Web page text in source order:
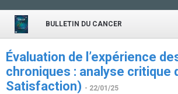
BULLETIN DU CANCER
Évaluation de l’expérience
chroniques : analyse critique
Satisfaction) - 22/01/25